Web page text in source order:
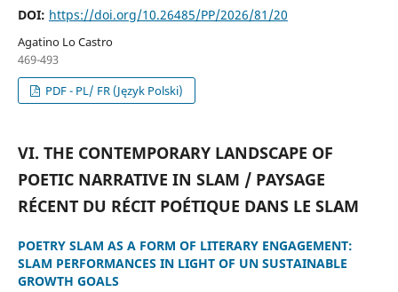
DOI: https://doi.org/10.26485/PP/2026/81/20
Agatino Lo Castro
469-493
PDF - PL/ FR (Język Polski)
VI. THE CONTEMPORARY LANDSCAPE OF
POETIC NARRATIVE IN SLAM / PAYSAGE
RÉCENT DU RÉCIT POÉTIQUE DANS LE SLAM
POETRY SLAM AS A FORM OF LITERARY ENGAGEMENT:
SLAM PERFORMANCES IN LIGHT OF UN SUSTAINABLE
GROWTH GOALS